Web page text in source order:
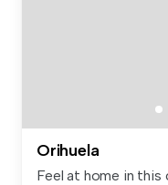
Orihuela
Feel at home in this